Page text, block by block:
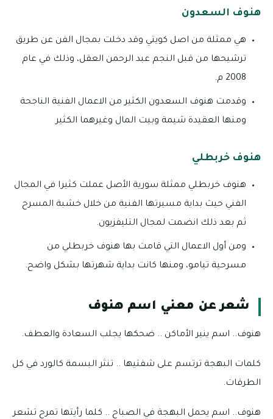
هنوف السعدون
هي ممثلة من اصل كويتي وقد دخلت بمجال الفن عن طريق
ترشيحها من قبل النجم عبد الرحمن العقل، وذلك في عام
2008 م.
وقدمت هنوف السعدون الكثير من الاعمال الفنية الناجحة
ومنها العقيدة شيمة وبيت المال وغيرهما الكثير
هنوف خربطلي
هنوف خربطلي ممثلة سورية الأصل عملت كثيرا في المجال
الفني حيث بداية مسيرتها الفنية من خلال خشبة المسرح
ثم بعد ذلك انضمت لمجال التليفزيون.
ومن أول الاعمال التي قامت بها هنوف خربطلي من
مسرحية تيامو، ومنها كانت بداية شهرتها بشكل واضح.
شعر عن معني اسم هنوف
هنوف.. اسم ينير الأماكن .. ضحكها يجلب السعادة والعطف.
كلمات البهجة ترتسم على شفتيها .. تنثر البسمة كالورد في كل
الطرقات.
هنوف.. اسم يحمل البهجة في الصباح .. كلما رأيتها تمرح تشعر